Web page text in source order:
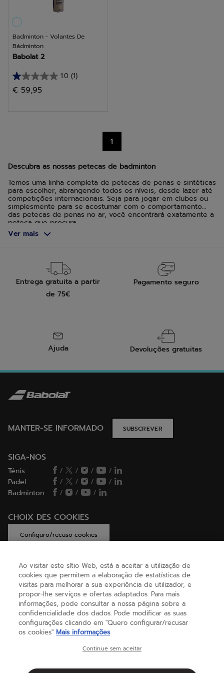
Badminton - Volantes De
Bádminton
Babolat 2
1.0 (1)
1.0
em
€ 59,95
1
Descubra as nossas petecas de badminton
Temos uma linha completa de petecas de penas e sintéticas
para escolher, abrangendo todos os níveis, desde lazer até
competições internacionais. Seja para jogar em clubes ou
simplesmente para se acostumar com o comportamento
das petecas de penas no ar, você encontrará exatamente a
peteca que procura.
Ver mais
Entrega gratuita a partir
de 75€
Pagamento seguro
Ajuda Devoluções gratuitas
MANTER-SE INFORMADO SUBSCREVER
SIGA-NOS
Ténis / / /
/
Padel
/ / /
/
Badminton
/ / /
CHOIX DES COOKIES
Configuro/recuso cookies
AJUDA
SOBRE NÓS
(português)
Ao visitar este sítio Web, está a aceitar a utilização de
cookies que permitem a elaboração de estatísticas de
visitas para melhorar a sua experiência de utilizador, e
propor-lhe serviços e ofertas adaptados. Para mais
informações, pode consultar a nossa página sobre a
confidencialidade dos dados. Pode modificar as suas
configurações clicando em "Quero configurar/recusar
os cookies" Mais informações
Continue sem aceitar